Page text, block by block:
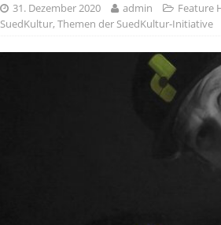
31. Dezember 2020 admin
Feature
SuedKultur, Themen der SuedKultur-Initiative